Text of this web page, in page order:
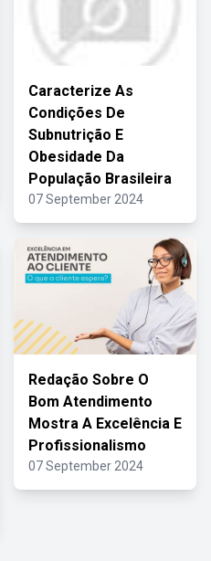
Caracterize As
Condições De
Subnutrição E
Obesidade Da
População Brasileira
07 September 2024
Redação Sobre O
Bom Atendimento
Mostra A Excelência E
Profissionalismo
07 September 2024